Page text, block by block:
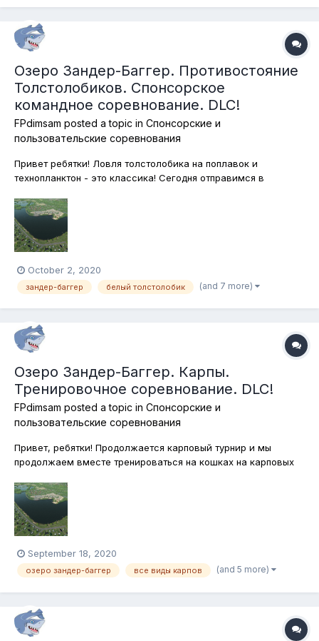
Озеро Зандер-Баггер. Противостояние
Толстолобиков. Спонсорское
командное соревнование. DLC!
FPdimsam posted a topic in Спонсорские и
пользовательские соревнования
Привет ребятки! Ловля толстолобика на поплавок и
технопланктон - это классика! Сегодня отправимся в
ваше внимание, что ловить мы будем исклюсительно на
поплавочные снасти. Я хотел ограничить снасти
растительными наживками, но потом вспомнил, чт...
October 2, 2020
зандер-баггер белый толстолобик (and 7 more)
Озеро Зандер-Баггер. Карпы.
Тренировочное соревнование. DLC!
FPdimsam posted a topic in Спонсорские и
пользовательские соревнования
Привет, ребятки! Продолжается карповый турнир и мы
продолжаем вместе тренироваться на кошках на карповых
Баггер. Как обычно, ловим только на бойлы и пеллетсы,
подставки использовать можно! Как всегда, каждый
участник победившей команды...
September 18, 2020
озеро зандер-баггер все виды карпов (and 5 more)